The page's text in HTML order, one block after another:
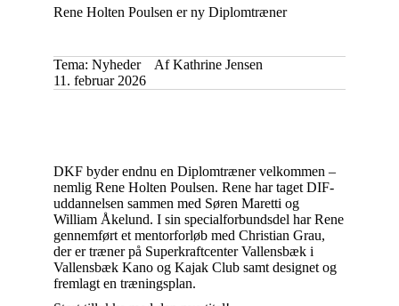
Rene Holten Poulsen er ny Diplomtræner
Tema: Nyheder AfKathrine Jensen
11. februar 2026
DKF byder endnu en Diplomtræner velkommen –
nemlig Rene Holten Poulsen. Rene har taget DIF-
uddannelsen sammen med Søren Maretti og
William Åkelund. I sin specialforbundsdel har Rene
gennemført et mentorforløb med Christian Grau,
der er træner på Superkraftcenter Vallensbæk i
Vallensbæk Kano og Kajak Club samt designet og
fremlagt en træningsplan.